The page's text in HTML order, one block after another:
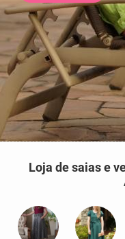
Loja de saias e